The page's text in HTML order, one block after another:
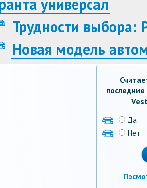
универсал
Трудности выбора:
Новая модель
Да
Нет